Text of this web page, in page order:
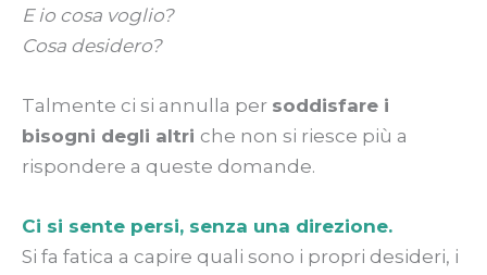
E io cosa voglio?
Cosa desidero?
Talmente ci si annulla per soddisfare i
bisogni degli altri che non si riesce più a
rispondere a queste domande.
Ci si sente persi, senza una direzione.
Si fa fatica a capire quali sono i propri desideri, i